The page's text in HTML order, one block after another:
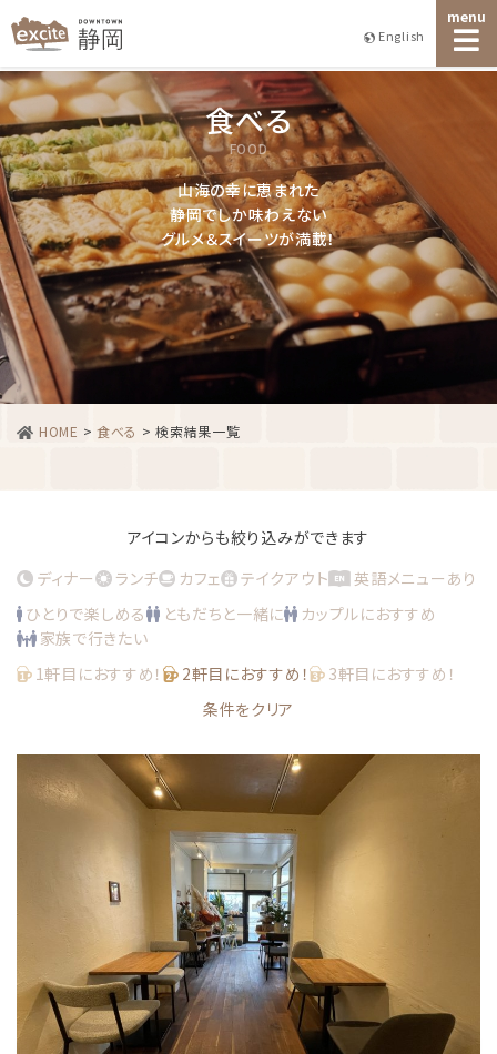
English
menu
食べる
FOOD
山海の幸に恵まれた
静岡でしか味わえない
グルメ＆スイーツが満載！
HOME > 食べる > 検索結果一覧
アイコンからも絞り込みができます
ディナー
ランチ カフェ テイクアウト
英語メニューあり
ひとりで楽しめる
ともだちと一緒に
カップルにおすすめ
家族で行きたい
1軒目におすすめ！
2軒目におすすめ！
3軒目におすすめ！
条件をクリア